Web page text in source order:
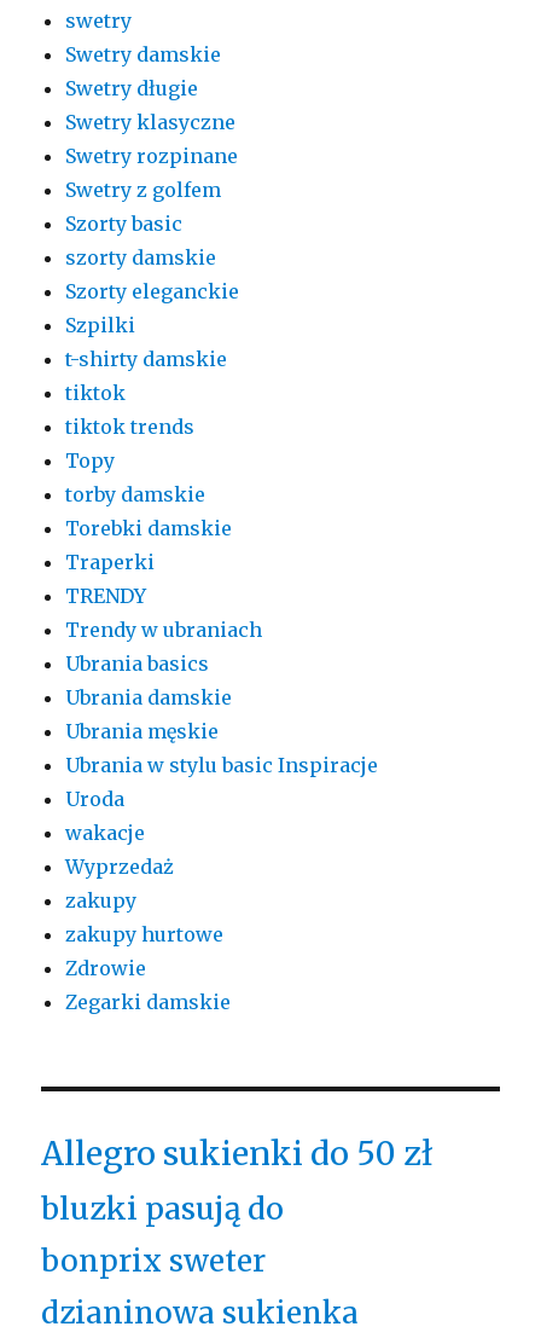
swetry
Swetry damskie
Swetry długie
Swetry klasyczne
Swetry rozpinane
Swetry z golfem
Szorty basic
szorty damskie
Szorty eleganckie
Szpilki
t-shirty damskie
tiktok
tiktok trends
Topy
torby damskie
Torebki damskie
Traperki
TRENDY
Trendy w ubraniach
Ubrania basics
Ubrania damskie
Ubrania męskie
Ubrania w stylu basic Inspiracje
Uroda
wakacje
Wyprzedaż
zakupy
zakupy hurtowe
Zdrowie
Zegarki damskie
Allegro sukienki do 50 zł
bluzki pasują do
bonprix sweter
dzianinowa sukienka